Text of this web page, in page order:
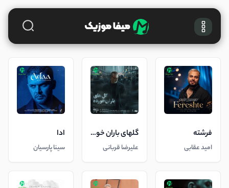
فرشته
امید عقابی
گلهای باران خورده
علیرضا قربانی
ادا
سینا پارسیان